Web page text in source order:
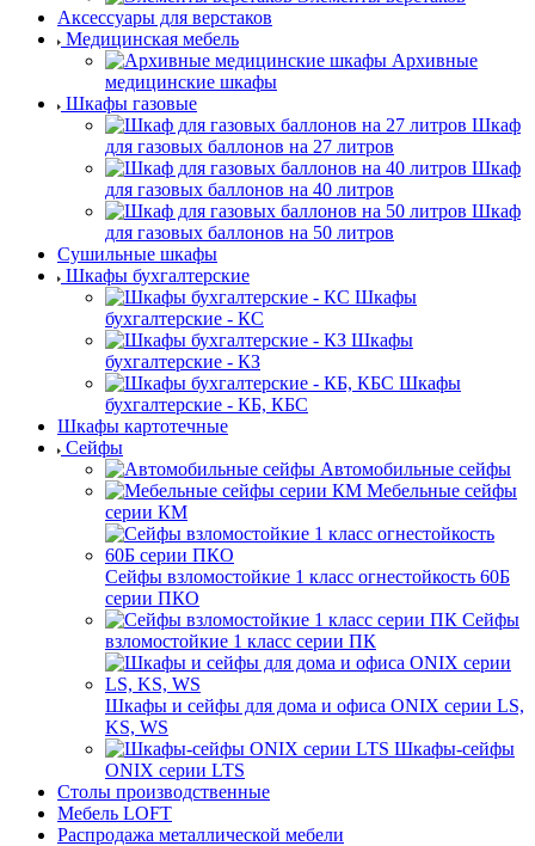
Аксессуары для верстаков
Медицинская мебель
Архивные
медицинские шкафы
Шкафы газовые
Шкаф
для газовых баллонов на 27 литров
Шкаф
для газовых баллонов на 40 литров
Шкаф
для газовых баллонов на 50 литров
Сушильные шкафы
Шкафы бухгалтерские
Шкафы
бухгалтерские - КС
Шкафы
бухгалтерские - КЗ
Шкафы
бухгалтерские - КБ, КБС
Шкафы картотечные
Сейфы
Автомобильные сейфы
Мебельные сейфы
серии КМ
Сейфы взломостойкие 1 класс огнестойкость 60Б
серии ПКО
Сейфы
взломостойкие 1 класс серии ПК
Шкафы и сейфы для дома и офиса ONIX серии LS,
KS, WS
Шкафы-сейфы
ONIX серии LTS
Столы производственные
Мебель LOFT
Распродажа металлической мебели